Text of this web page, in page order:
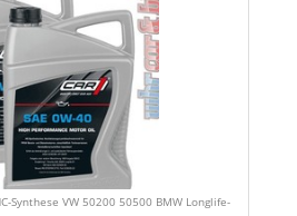
Synthese VW 50200 50500 BMW Longlife-